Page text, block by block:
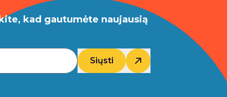
kad gautumėte naujausią
Siųsti